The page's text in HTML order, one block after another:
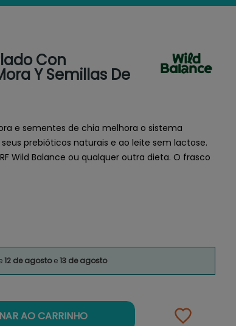
Con
Y Semillas De
e sementes de chia melhora o sistema
prebióticos naturais e ao leite sem lactose.
Wild Balance ou qualquer outra dieta. O frasco
12 de agostoe13 de agosto
AO CARRINHO